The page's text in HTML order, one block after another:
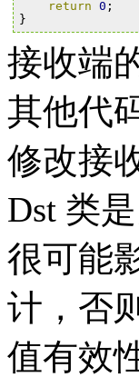
return 0 ;
}
接收端
其他代
修改接
Dst 类
很可能
计，否
值有效